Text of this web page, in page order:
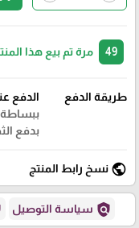
مرة تم بيع هذا
طريقة الدفع
الدفع
ببساطة
بدفع
public نسخ رابط المنتج
policy سياسة التوصيل